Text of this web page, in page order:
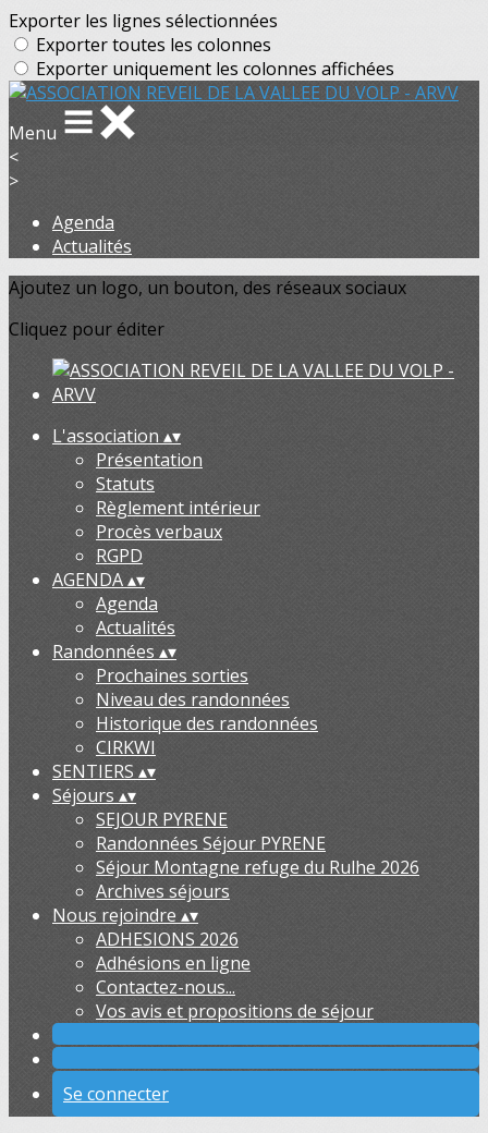
Exporter les lignes sélectionnées
Exporter toutes les colonnes
Exporter uniquement les colonnes affichées
Menu
<
>
Agenda
Actualités
Ajoutez un logo, un bouton, des réseaux sociaux
Cliquez pour éditer
L'association ▴▾
Présentation
Statuts
Règlement intérieur
Procès verbaux
RGPD
AGENDA▴▾
Agenda
Actualités
Randonnées ▴▾
Prochaines sorties
Niveau des randonnées
Historique des randonnées
CIRKWI
SENTIERS ▴▾
Séjours ▴▾
SEJOUR PYRENE
Randonnées Séjour PYRENE
Séjour Montagne refuge du Rulhe 2026
Archives séjours
Nous rejoindre ▴▾
ADHESIONS 2026
Adhésions en ligne
Contactez-nous...
Vos avis et propositions de séjour
Se connecter